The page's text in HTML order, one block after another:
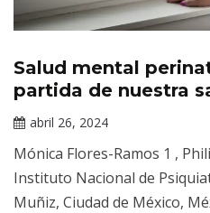
Revista
Salud
Mental
Salud mental
partida de nuestra
abril 26, 2024
Gallardo
Mónica Flores-Ramos 1 ,
Instituto Nacional de
Muñiz, Ciudad de México,